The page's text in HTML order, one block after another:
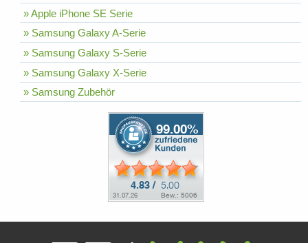
» Apple iPhone SE Serie
» Samsung Galaxy A-Serie
» Samsung Galaxy S-Serie
» Samsung Galaxy X-Serie
» Samsung Zubehör